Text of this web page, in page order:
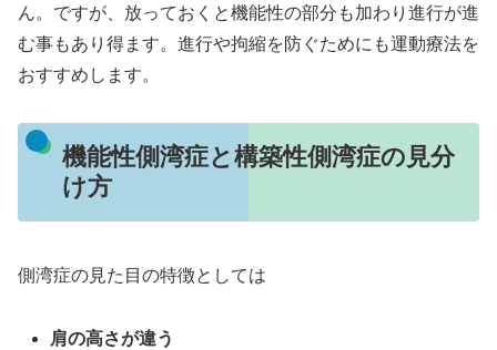
ん。ですが、放っておくと機能性の部分も加わり進行が進
む事もあり得ます。進行や拘縮を防ぐためにも運動療法を
おすすめします。
機能性側湾症と構築性側湾症の見分
け方
側湾症の見た目の特徴としては
肩の高さが違う